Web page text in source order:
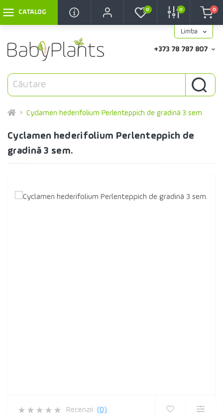
CATALOG
Limba
0 0 0
+373 78 787 807
Cyclamen hederifolium Perlenteppich de gradină 3 sem.
Cyclamen hederifolium Perlenteppich de
gradină 3 sem.
Recenzii: (0)